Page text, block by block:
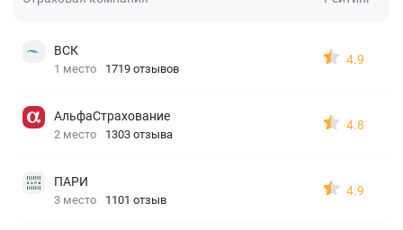
ВСК
1 место 1719 отзывов
4.9
АльфаСтрахование
2 место 1303 отзыва
4.8
ПАРИ
3 место 1101 отзыв
4.9